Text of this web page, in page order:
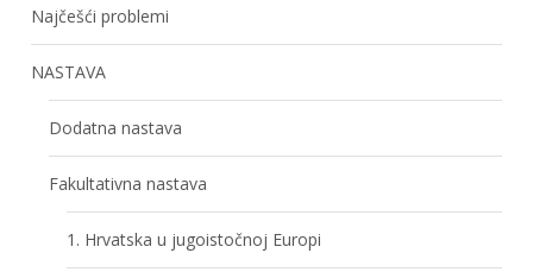
Najčešći problemi
NASTAVA
Dodatna nastava
Fakultativna nastava
1. Hrvatska u jugoistočnoj Europi